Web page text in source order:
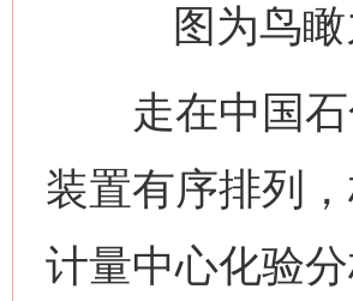
图为鸟
走在中国石
装置有序排列
计量中心化验